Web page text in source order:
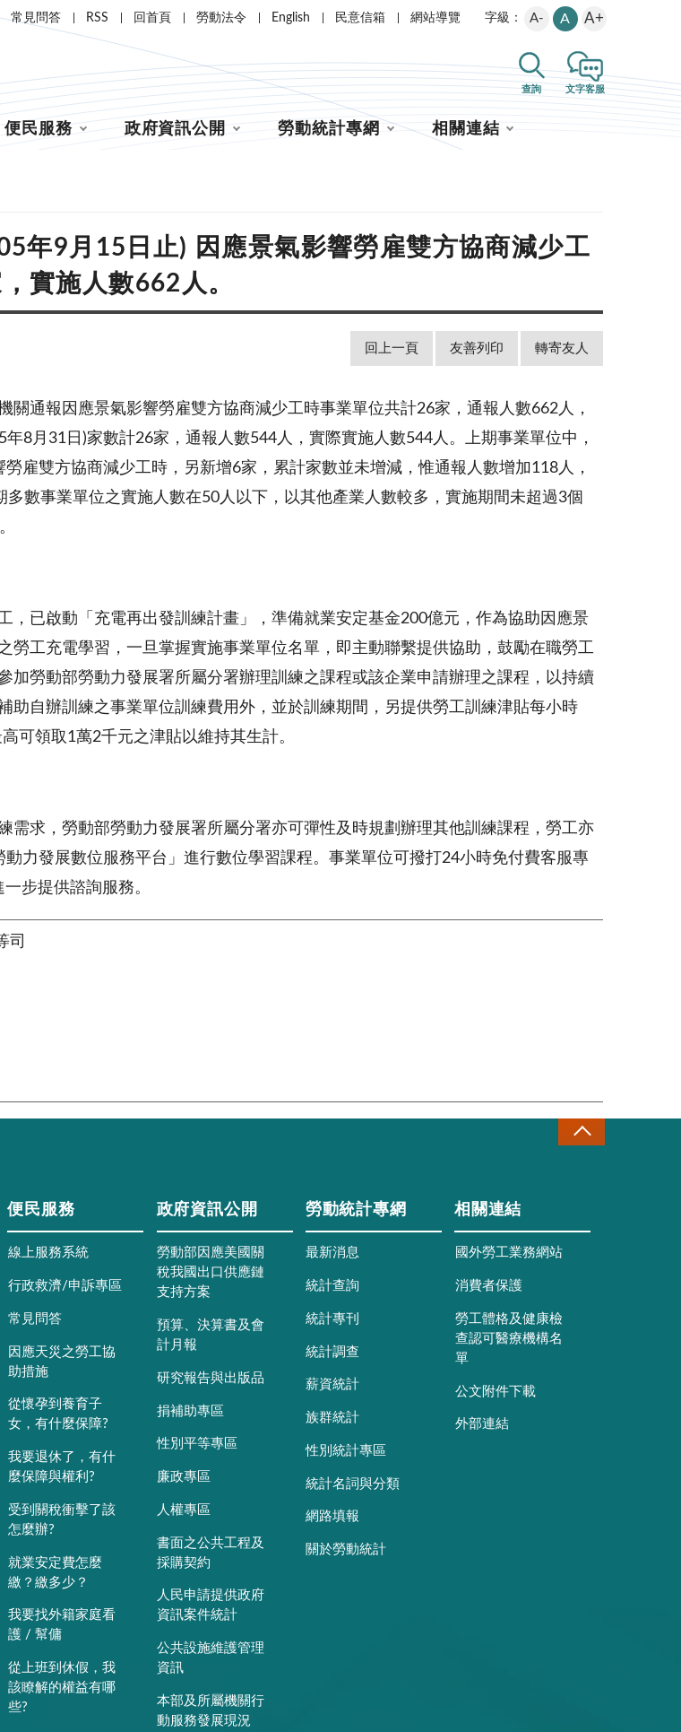
常見問答 RSS 回首頁 勞動法令 English 民意信箱 網站導覽 字級： A- A A+
查詢 文字客服
便民服務 政府資訊公開 勞動統計專網 相關連結
年9月15日止) 因應景氣影響勞雇雙方協商減少工
實施人數662人。
回上一頁 友善列印 轉寄友人
關通報因應景氣影響勞雇雙方協商減少工時事業單位共計26家，通報人數662人，
年8月 31 日 )家數計26家，通報人數544人，實際實施人數544人。上期事業單位中，
勞雇雙方協商減少工時，另新增6家，累計家數並未增減，惟通報人數增加 118人，
多數事業單位之實施人數在50人以下，以其他產業人數較多，實施期間未超過3個
，已啟動「充電再出發訓練計畫」，準備就業安定基金200億元，作為協助因應景
勞工充電學習，一旦掌握實施事業單位名單，即主動聯繫提供協助，鼓勵在職勞工
加勞動部勞動力發展署所屬分署辦理訓練之課程或該企業申請辦理之課程，以持續
助自辦訓練之事業單位訓練費用外，並於訓練期間，另提供勞工訓練津貼每小時
可領取1萬2千元之津貼以維持其生計。
需求，勞動部勞動力發展署所屬分署亦可彈性及時規劃辦理其他訓練課程，勞工亦
動力發展數位服務平台」進行數位學習課程。事業單位可撥打 24小時免付費客服專
一步提供諮詢服務。
司
便民服務
線上服務系統
行政救濟/申訴專區
常見問答
因應天災之勞工協
助措施
從懷孕到養育子
女，有什麼保障?
我要退休了，有什
麼保障與權利?
受到關稅衝擊了該
怎麼辦?
就業安定費怎麼
繳？繳多少？
我要找外籍家庭看
護 / 幫傭
從上班到休假，我
該瞭解的權益有哪
些?
政府資訊公開
勞動部因應美國關
稅我國出口供應鏈
支持方案
預算、決算書及會
計月報
研究報告與出版品
捐補助專區
性別平等專區
廉政專區
人權專區
書面之公共工程及
採購契約
人民申請提供政府
資訊案件統計
公共設施維護管理
資訊
本部及所屬機關行
動服務發展現況
勞動統計專網
最新消息
統計查詢
統計專刊
統計調查
薪資統計
族群統計
性別統計專區
統計名詞與分類
網路填報
關於勞動統計
相關連結
國外勞工業務網站
消費者保護
勞工體格及健康檢
查認可醫療機構名
單
公文附件下載
外部連結